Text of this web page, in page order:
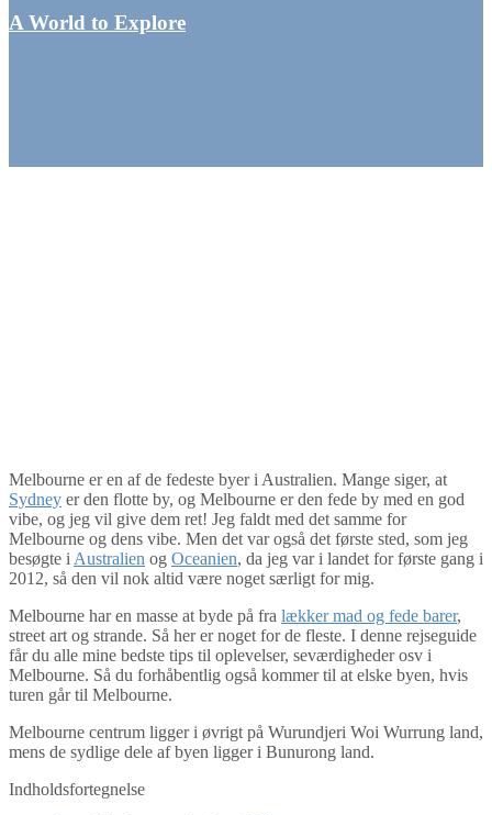
A World to Explore
Melbourne er en af de fedeste byer i Australien. Mange siger, at
Sydney er den flotte by, og Melbourne er den fede by med en god
vibe, og jeg vil give dem ret! Jeg faldt med det samme for
Melbourne og dens vibe. Men det var også det første sted, som jeg
besøgte i Australien og Oceanien, da jeg var i landet for første gang i
2012, så den vil nok altid være noget særligt for mig.
Melbourne har en masse at byde på fra lækker mad og fede barer,
street art og strande. Så her er noget for de fleste. I denne rejseguide
får du alle mine bedste tips til oplevelser, seværdigheder osv i
Melbourne. Så du forhåbentlig også kommer til at elske byen, hvis
turen går til Melbourne.
Melbourne centrum ligger i øvrigt på Wurundjeri Woi Wurrung land,
mens de sydlige dele af byen ligger i Bunurong land.
Indholdsfortegnelse